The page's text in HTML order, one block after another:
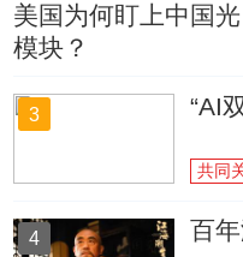
美国为何盯上中国光
模块？
3 “AI
共同
4 百